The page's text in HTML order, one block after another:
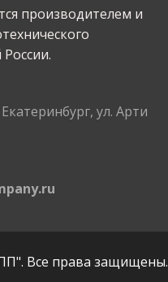
производителем и
Екатеринбург, ул. Арти
Все права защищены.